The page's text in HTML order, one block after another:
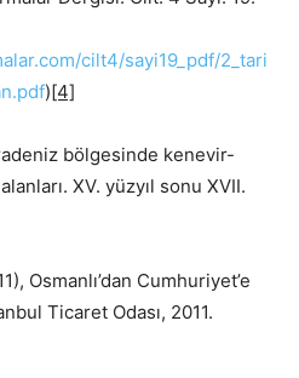
cilt4/sayi19_pdf/2_tari
)[4]
bölgesinde kenevir-
XV. yüzyıl sonu XVII.
Osmanlı’dan Cumhuriyet’e
Ticaret Odası, 2011.